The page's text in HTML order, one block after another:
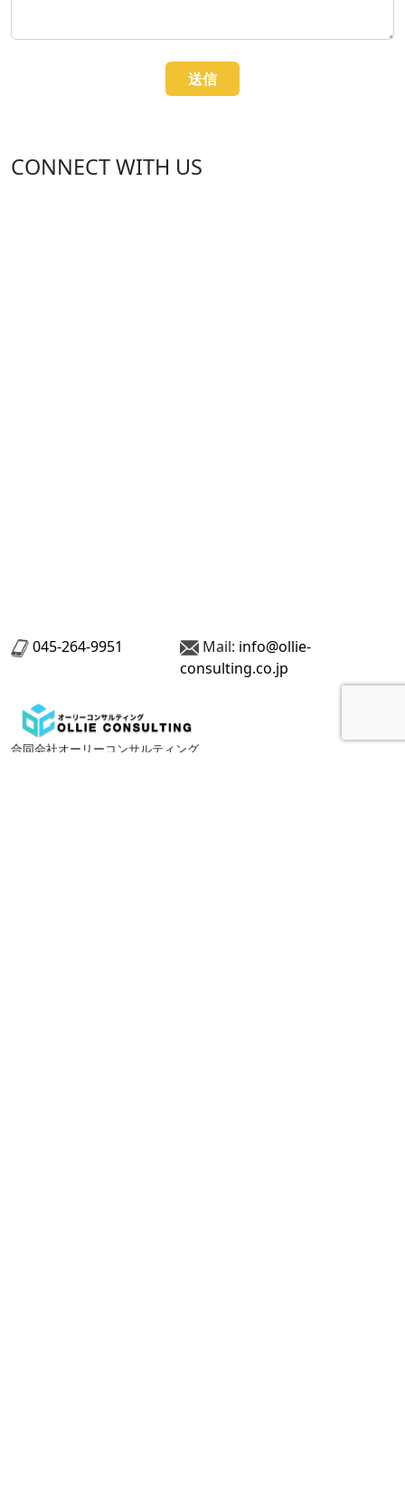
送信
CONNECT WITH US
045-264-9951 Mail: info@ollie-
consulting.co.jp
合同会社オーリーコンサルティング